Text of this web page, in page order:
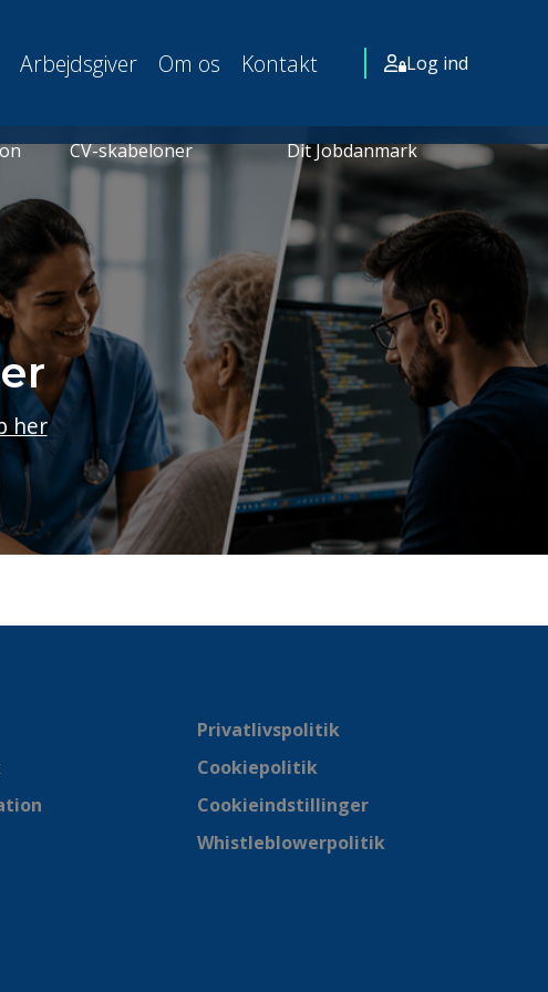
CV-skabeloner Dit Jobdanmark
Arbejdsgiver Om os Kontakt Log ind
her
Privatlivspolitik
Cookiepolitik
Cookieindstillinger
Whistleblowerpolitik